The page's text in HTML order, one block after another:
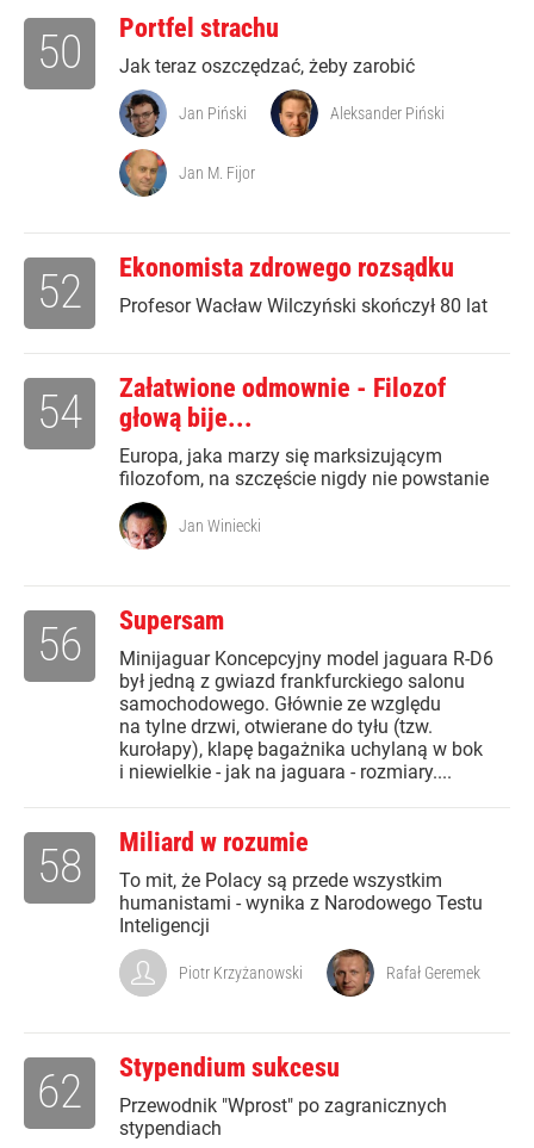
Portfel strachu
Jak teraz oszczędzać, żeby zarobić
50
Jan Piński Aleksander Piński
Jan M. Fijor
Ekonomista zdrowego rozsądku
Profesor Wacław Wilczyński skończył 80 lat
52
Załatwione odmownie - Filozof
głową bije...
Europa, jaka marzy się marksizującym
filozofom, na szczęście nigdy nie powstanie
54
Jan Winiecki
Supersam
Minijaguar Koncepcyjny model jaguara R-D6
był jedną z gwiazd frankfurckiego salonu
samochodowego. Głównie ze względu
na tylne drzwi, otwierane do tyłu (tzw.
kurołapy), klapę bagażnika uchylaną w bok
i niewielkie - jak na jaguara - rozmiary....
56
Miliard w rozumie
To mit, że Polacy są przede wszystkim
humanistami - wynika z Narodowego Testu
Inteligencji
58
Piotr Krzyżanowski Rafał Geremek
Stypendium sukcesu
Przewodnik "Wprost" po zagranicznych
stypendiach
62